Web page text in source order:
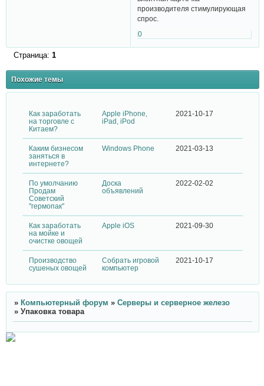
производителя стимулирующая
спрос.
0
Страница: 1
Похожие темы
Как заработать
на торговле с
Китаем?
Apple iPhone,
iPad, iPod
2021-10-17
Каким бизнесом
заняться в
интернете?
Windows Phone 2021-03-13
По умолчанию
Продам
Советский
"гермопак"
Доска
объявлений
2022-02-02
Как заработать
на мойке и
очистке овощей
Apple iOS 2021-09-30
Производство
сушеных овощей
Собрать игровой
компьютер
2021-10-17
» Компьютерный форум » Серверы и серверное железо
» Упаковка товара